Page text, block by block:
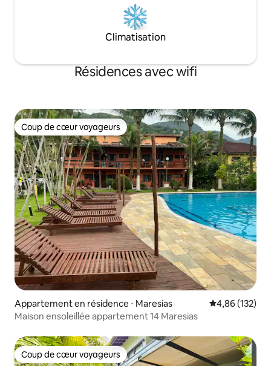
Climatisation
Résidences avec wifi
Coup de cœur voyageurs
Coup de cœur voyageurs
Appartement en résidence ⋅ Maresias Évaluation
4,86 (132)
Maison ensoleillée appartement 14 Maresias
Coup de cœur voyageurs
Coup de cœur voyageurs